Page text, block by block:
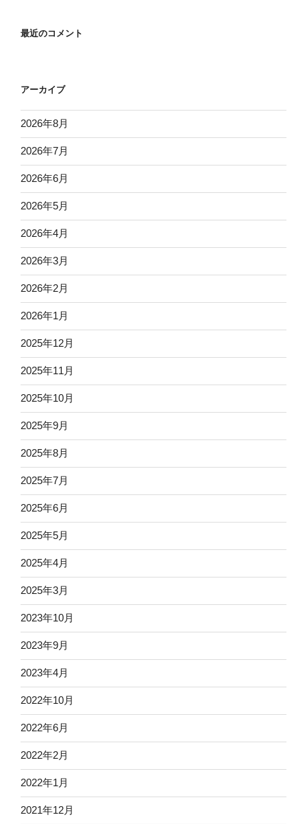
最近のコメント
アーカイブ
2026年8月
2026年7月
2026年6月
2026年5月
2026年4月
2026年3月
2026年2月
2026年1月
2025年12月
2025年11月
2025年10月
2025年9月
2025年8月
2025年7月
2025年6月
2025年5月
2025年4月
2025年3月
2023年10月
2023年9月
2023年4月
2022年10月
2022年6月
2022年2月
2022年1月
2021年12月